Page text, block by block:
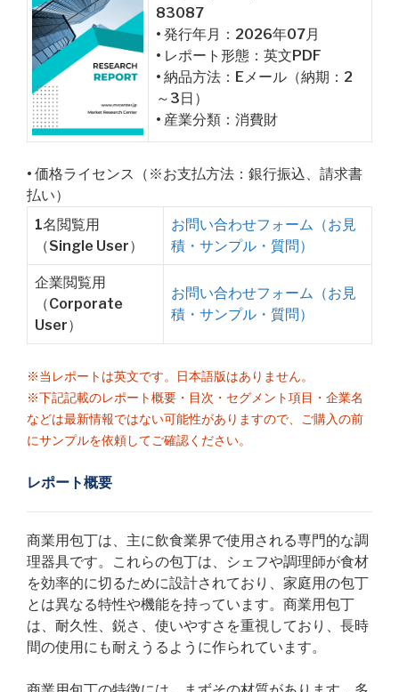
83087
• 発行年月：2026年07月
• レポート形態：英文PDF
• 納品方法：Eメール（納期：2
～3日）
• 産業分類：消費財
• 価格ライセンス（※お支払方法：銀行振込、請求書
払い）
1名閲覧用
（Single User）
お問い合わせフォーム（お見
積・サンプル・質問）
企業閲覧用
（Corporate
User）
お問い合わせフォーム（お見
積・サンプル・質問）
※当レポートは英文です。日本語版はありません。
※下記記載のレポート概要・目次・セグメント項目・企業名
などは最新情報ではない可能性がありますので、ご購入の前
にサンプルを依頼してご確認ください。
レポート概要
商業用包丁は、主に飲食業界で使用される専門的な調
理器具です。これらの包丁は、シェフや調理師が食材
を効率的に切るために設計されており、家庭用の包丁
とは異なる特性や機能を持っています。商業用包丁
は、耐久性、鋭さ、使いやすさを重視しており、長時
間の使用にも耐えうるように作られています。